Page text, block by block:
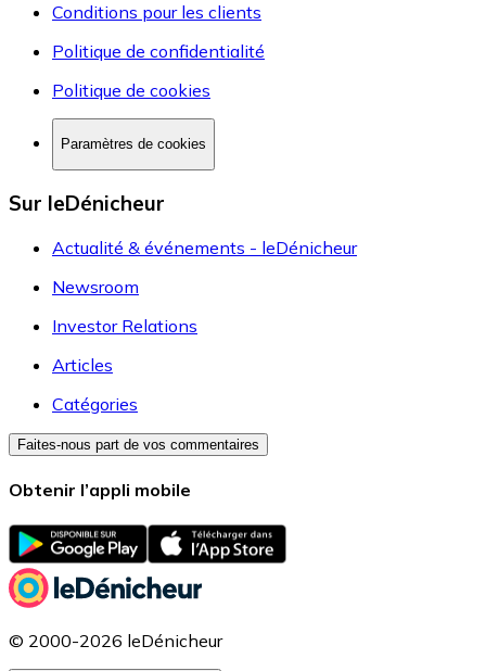
Conditions pour les clients
Politique de confidentialité
Politique de cookies
Paramètres de cookies
Sur leDénicheur
Actualité & événements - leDénicheur
Newsroom
Investor Relations
Articles
Catégories
Faites-nous part de vos commentaires
Obtenir l’appli mobile
© 2000-2026 leDénicheur